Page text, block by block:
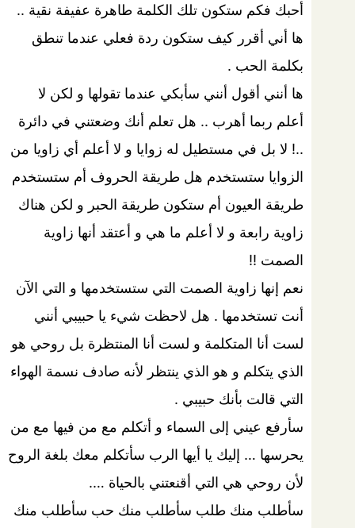
أحبك فكم ستكون تلك الكلمة طاهرة عفيفة نقية ..
ها أني أقرر كيف ستكون ردة فعلي عندما تنطق
بكلمة الحب .
ها أنني أقول أنني سأبكي عندما تقولها و لكن لا
أعلم ربما أهرب .. هل تعلم أنك وضعتني في دائرة
..! لا بل في مستطيل له زوايا و لا أعلم أي زاويا من
الزوايا ستستخدم هل طريقة الحروف أم ستستخدم
طريقة العيون أم ستكون طريقة الحبر و لكن هناك
زاوية رابعة و لا أعلم ما هي و أعتقد أنها زاوية
الصمت !!
نعم إنها زاوية الصمت التي ستستخدمها و التي الآن
أنت تستخدمها . هل لاحظت شيء يا حبيبي أنني
لست أنا المتكلمة و لست أنا المنتظرة بل روحي هو
الذي يتكلم و هو الذي ينتظر لأنه صادف نسمة الهواء
التي قالت بأنك حبيبي .
سأرفع عيني إلى السماء و أتكلم مع من فيها مع من
يحرسها … إليك يا أيها الرب سأتكلم معك بلغة الروح
لأن روحي هي التي أقنعتني بالحياة ….
سأطلب منك طلب سأطلب منك حب سأطلب منك